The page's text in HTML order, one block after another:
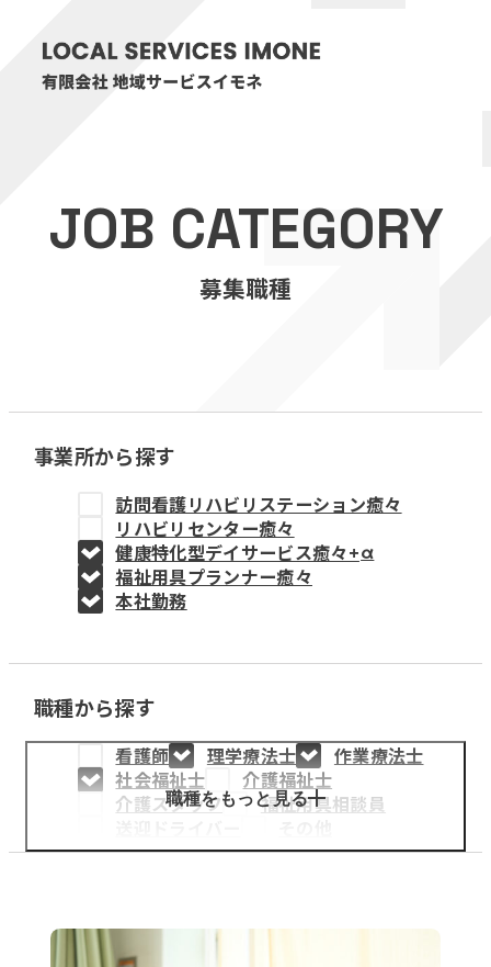
医療・介護事業
訪問看護リハビリステーション癒々
福祉用具プランナー癒々
教育事業
姫路中央こども園
姫路中央保育園
採用情報
医療・介護事業
募集職種
お知らせ
JOB CATEGORY
募集職種
事業所から探す
訪問看護リハビリステーション癒々
リハビリセンター癒々
健康特化型デイサービス癒々+α
福祉用具プランナー癒々
本社勤務
職種から探す
看護師 理学療法士
作業療法士
社会福祉士
介護福祉士
介護スタッフ
福祉用具相談員
職種をもっと見る